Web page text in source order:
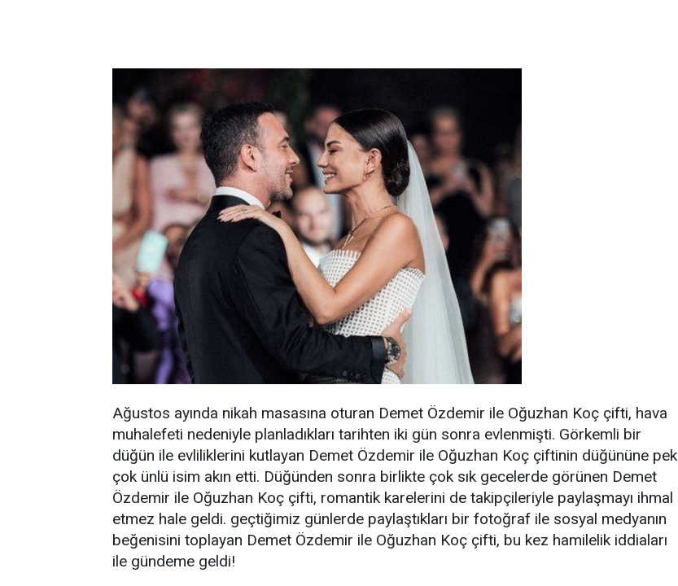
Ağustos ayında nikah masasına oturan Demet Özdemir ile Oğuzhan Koç çifti, hava
muhalefeti nedeniyle planladıkları tarihten iki gün sonra evlenmişti. Görkemli bir
düğün ile evliliklerini kutlayan Demet Özdemir ile Oğuzhan Koç çiftinin düğününe pek
çok ünlü isim akın etti. Düğünden sonra birlikte çok sık gecelerde görünen Demet
Özdemir ile Oğuzhan Koç çifti, romantik karelerini de takipçileriyle paylaşmayı ihmal
etmez hale geldi. geçtiğimiz günlerde paylaştıkları bir fotoğraf ile sosyal medyanın
beğenisini toplayan Demet Özdemir ile Oğuzhan Koç çifti, bu kez hamilelik iddiaları
ile gündeme geldi!